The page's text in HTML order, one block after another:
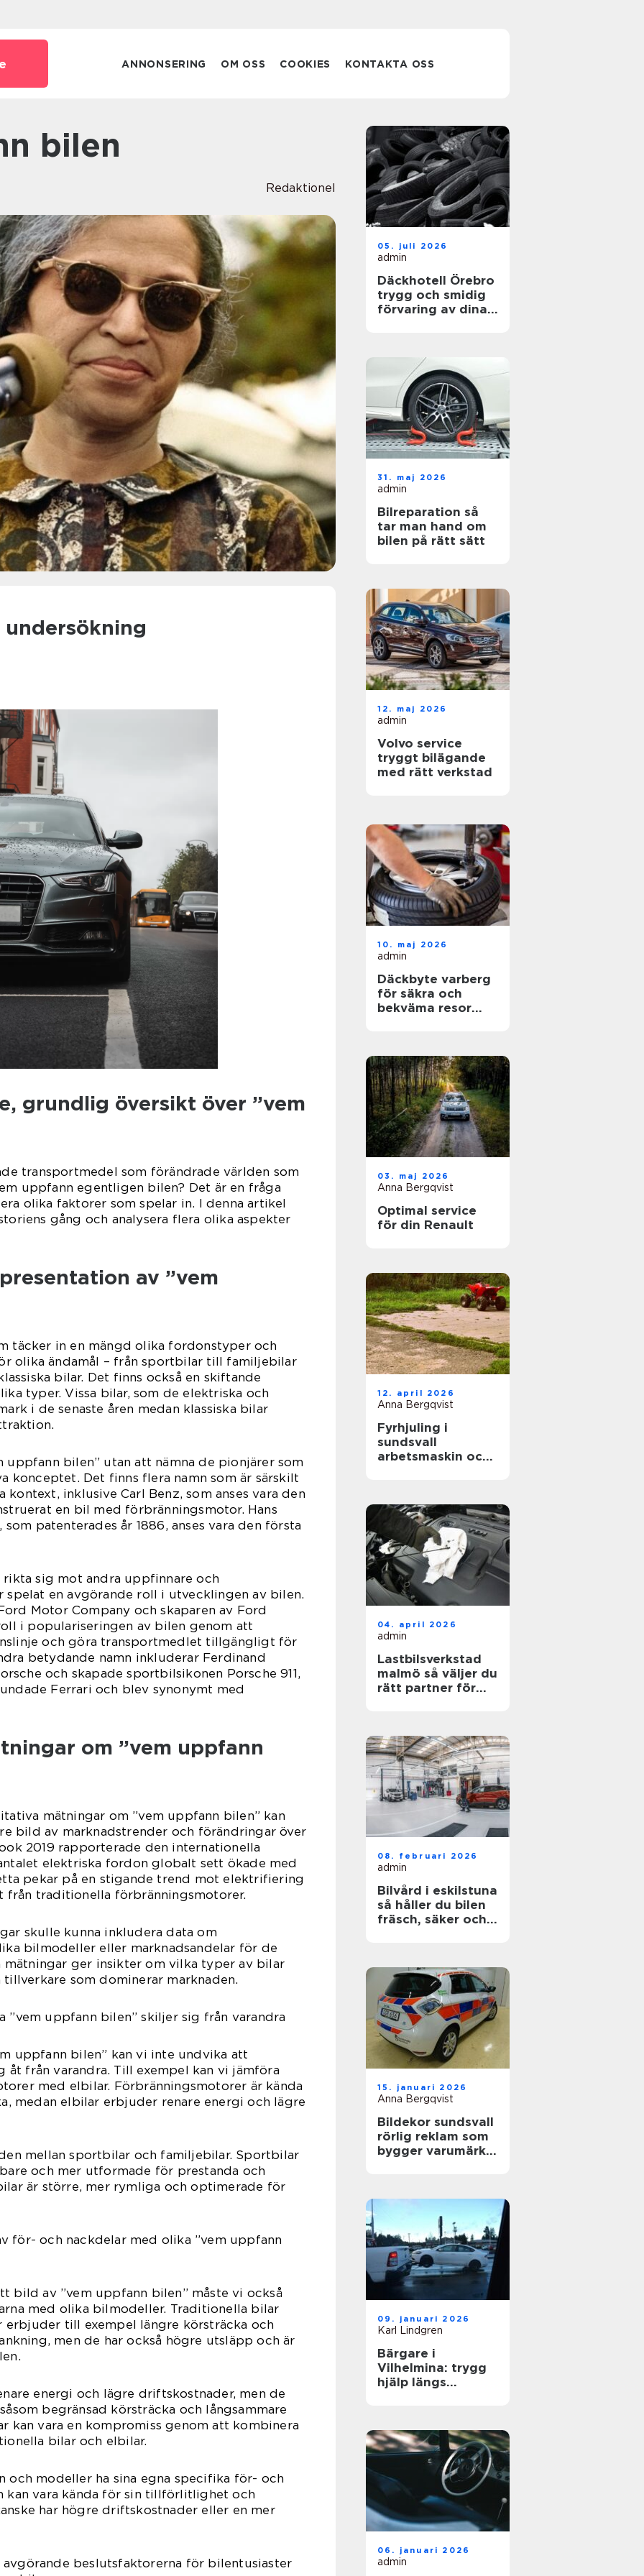
ANNONSERING OM OSS COOKIES KONTAKTA OSS
bilen
Redaktionel
grundlig översikt över ”vem
transportmedel som förändrade världen som
uppfann egentligen bilen? Det är en fråga
olika faktorer som spelar in. I denna artikel
gång och analysera flera olika aspekter
av ”vem
täcker in en mängd olika fordonstyper och
olika ändamål – från sportbilar till familjebilar
bilar. Det finns också en skiftande
typer. Vissa bilar, som de elektriska och
i de senaste åren medan klassiska bilar
uppfann bilen” utan att nämna de pionjärer som
konceptet. Det finns flera namn som är särskilt
inklusive Carl Benz, som anses vara den
en bil med förbränningsmotor. Hans
patenterades år 1886, anses vara den första
sig mot andra uppfinnare och
spelat en avgörande roll i utvecklingen av bilen.
Motor Company och skaparen av Ford
i populariseringen av bilen genom att
och göra transportmedlet tillgängligt för
betydande namn inkluderar Ferdinand
och skapade sportbilsikonen Porsche 911,
Ferrari och blev synonymt med
om ”vem uppfann
mätningar om ”vem uppfann bilen” kan
bild av marknadstrender och förändringar över
2019 rapporterade den internationella
elektriska fordon globalt sett ökade med
pekar på en stigande trend mot elektrifiering
traditionella förbränningsmotorer.
skulle kunna inkludera data om
bilmodeller eller marknadsandelar för de
mätningar ger insikter om vilka typer av bilar
som dominerar marknaden.
”vem uppfann bilen” skiljer sig från varandra
uppfann bilen” kan vi inte undvika att
åt från varandra. Till exempel kan vi jämföra
med elbilar. Förbränningsmotorer är kända
medan elbilar erbjuder renare energi och lägre
mellan sportbilar och familjebilar. Sportbilar
och mer utformade för prestanda och
är större, mer rymliga och optimerade för
för- och nackdelar med olika ”vem uppfann
bild av ”vem uppfann bilen” måste vi också
med olika bilmodeller. Traditionella bilar
till exempel längre körsträcka och
men de har också högre utsläpp och är
energi och lägre driftskostnader, men de
begränsad körsträcka och långsammare
kan vara en kompromiss genom att kombinera
bilar och elbilar.
och modeller ha sina egna specifika för- och
kan vara kända för sin tillförlitlighet och
har högre driftskostnader eller en mer
beslutsfaktorerna för bilentusiaster
05. juli 2026
admin
Däckhotell Örebro
trygg och smidig
förvaring av dina
31. maj 2026
admin
Bilreparation så
tar man hand om
bilen på rätt sätt
12. maj 2026
admin
Volvo service
tryggt bilägande
med rätt verkstad
10. maj 2026
admin
Däckbyte varberg
för säkra och
bekväma resor
03. maj 2026
Anna Bergqvist
Optimal service
för din Renault
12. april 2026
Anna Bergqvist
Fyrhjuling i
sundsvall
arbetsmaskin och
04. april 2026
admin
Lastbilsverkstad
malmö så väljer du
rätt partner för
08. februari 2026
admin
Bilvård i eskilstuna
så håller du bilen
fräsch, säker och
15. januari 2026
Anna Bergqvist
Bildekor sundsvall
rörlig reklam som
bygger varumärke
09. januari 2026
Karl Lindgren
Bärgare i
Vilhelmina: trygg
hjälp längs
06. januari 2026
admin